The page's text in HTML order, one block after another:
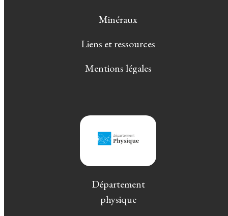
Minéraux
Liens et ressources
Mentions légales
Département
physique